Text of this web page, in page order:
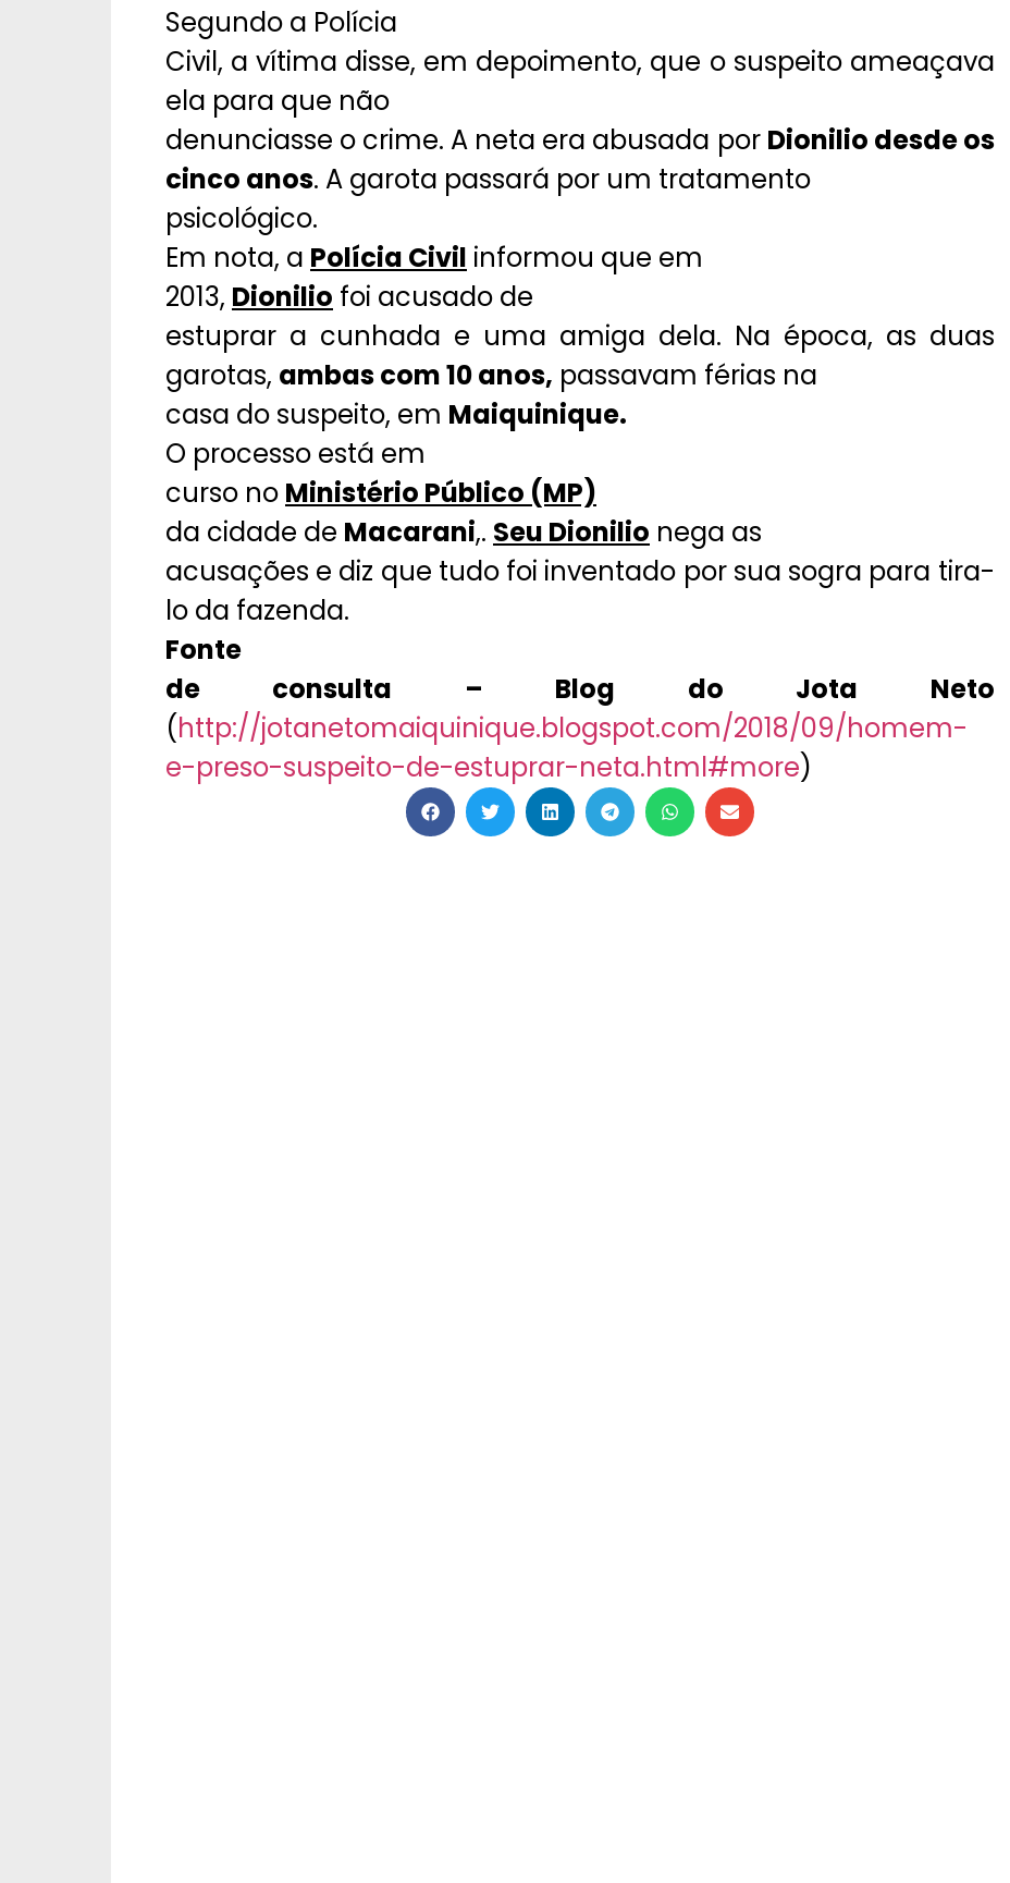
Segundo a Polícia
Civil, a vítima disse, em depoimento, que o suspeito ameaçava
ela para que não
denunciasse o crime. A neta era abusada por Dionilio desde os
cinco anos. A garota passará por um tratamento
psicológico.
Em nota, a Polícia Civil informou que em
2013, Dionilio foi acusado de
estuprar a cunhada e uma amiga dela. Na época, as duas
garotas, ambas com 10 anos, passavam férias na
casa do suspeito, em Maiquinique.
O processo está em
curso no Ministério Público (MP)
da cidade de Macarani,. Seu Dionilio nega as
acusações e diz que tudo foi inventado por sua sogra para tira-
lo da fazenda.
Fonte
de consulta – Blog do Jota Neto
(http://jotanetomaiquinique.blogspot.com/2018/09/homem-
e-preso-suspeito-de-estuprar-neta.html#more)